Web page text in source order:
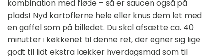
kombination med fløde – så er saucen også på
plads! Nyd kartoflerne hele eller knus dem let med
en gaffel som på billedet. Du skal afsætte ca. 40
minutter i køkkenet til denne ret, der egner sig lige
godt til lidt ekstra lækker hverdagsmad som til